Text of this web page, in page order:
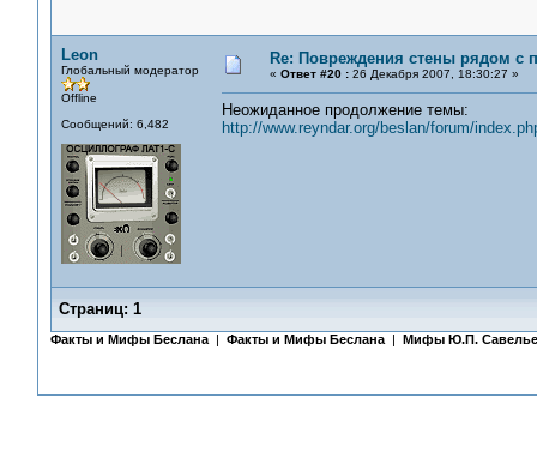
Leon
Глобальный модератор
Offline
Сообщений: 6,482
Re: Повреждения стены рядом с
« Ответ #20 : 26 Декабря 2007, 18:30:27 »
Неожиданное продолжение темы:
http://www.reyndar.org/beslan/forum/
Страниц: 1
Факты и Мифы Беслана | Факты и Мифы Беслана | Мифы Ю.П.